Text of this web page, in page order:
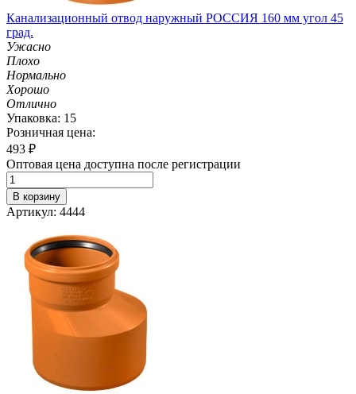
Канализационный отвод наружный РОССИЯ 160 мм угол 45
град.
Ужасно
Плохо
Нормально
Хорошо
Отлично
Упаковка: 15
Розничная цена:
493 ₽
Оптовая цена доступна после регистрации
В корзину
Артикул: 4444